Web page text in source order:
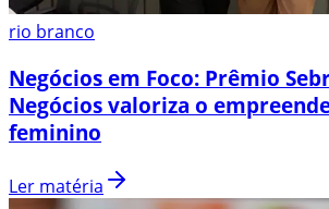
rio branco
Negócios em Foco: Prêmio
Negócios valoriza o
feminino
Ler matéria